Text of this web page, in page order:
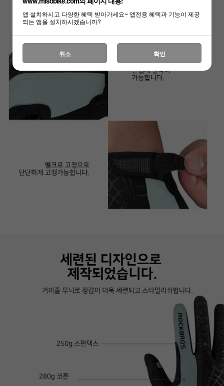
앱 설치하시고 다양한 혜택 받아가세요~ 앱전용 혜택과 기능이 제공
되는 앱을 설치하시겠습니까?
취소 확인